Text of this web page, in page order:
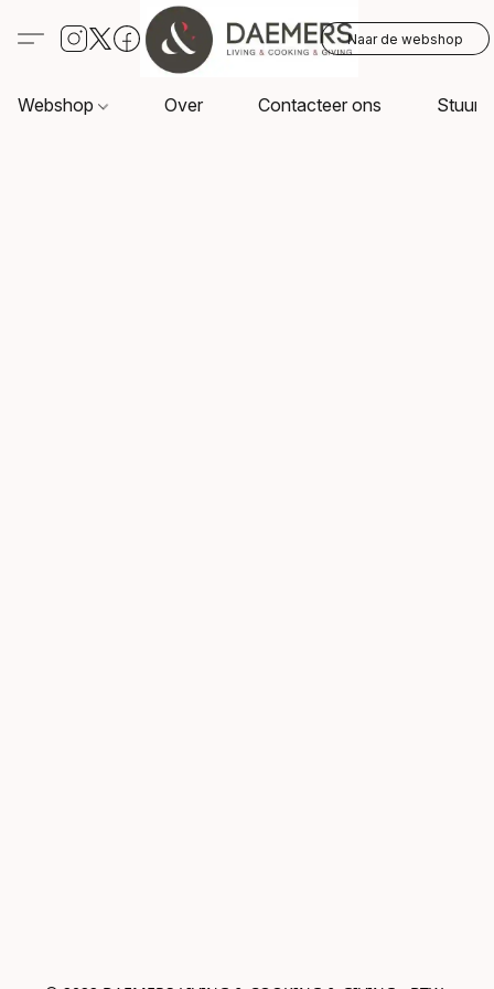
Naar de webshop
Webshop Over Contacteer ons Stuur